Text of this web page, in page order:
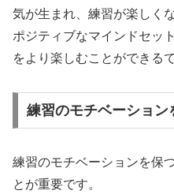
気が生まれ、練習が楽しく
ポジティブなマインドセッ
をより楽しむことができる
練習のモチベーション
練習のモチベーションを保
とが重要です。